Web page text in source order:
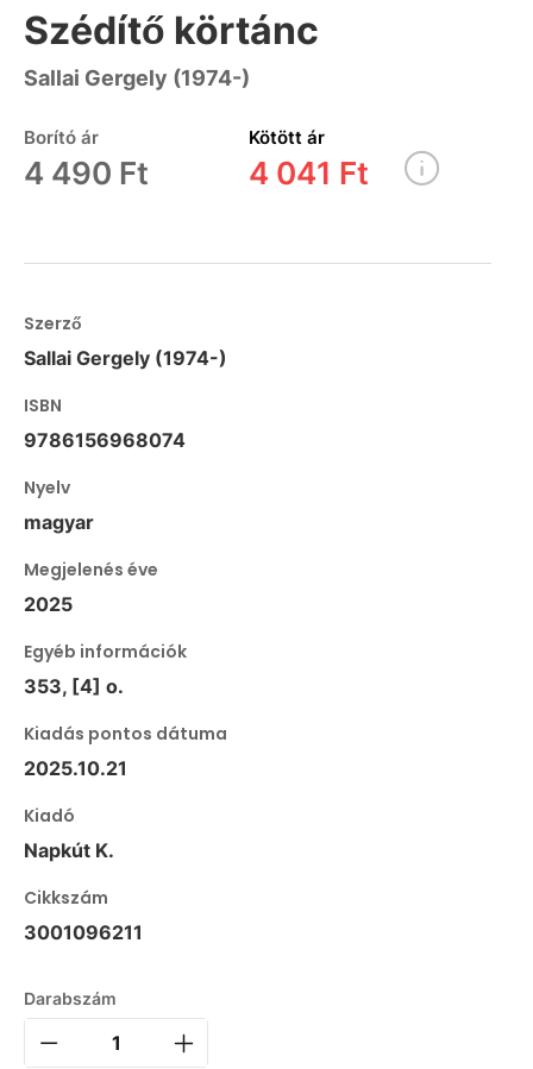
Szédítő körtánc
Sallai Gergely (1974-)
Borító ár
4 490 Ft
Kötött ár
4 041 Ft
Szerző
Sallai Gergely (1974-)
ISBN
9786156968074
Nyelv
magyar
Megjelenés éve
2025
Egyéb információk
353, [4] o.
Kiadás pontos dátuma
2025.10.21
Kiadó
Napkút K.
Cikkszám
3001096211
Darabszám